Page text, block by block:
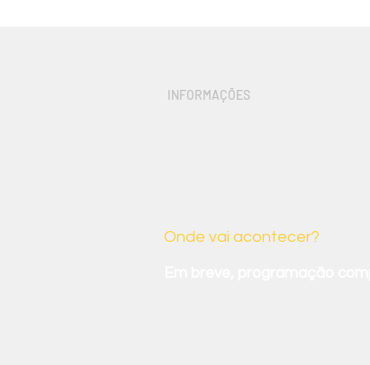
INFORMAÇÕES
Onde vai acontecer?